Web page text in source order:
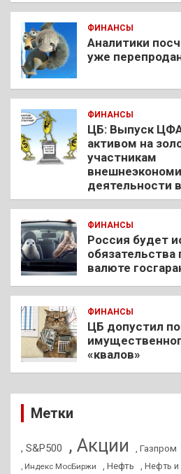
ФИНАНСЫ
Аналитики
уже
ФИНАНСЫ
ЦБ: Выпуск
активом на
участникам
деятельности
ФИНАНСЫ
Россия будет
валюте
ФИНАНСЫ
ЦБ допустил
«квалов»
Метки
, S&P500 , Акции , Газпром
, Индекс МосБиржи , Нефть , Нефть и